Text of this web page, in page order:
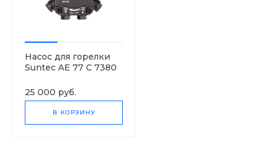
Насос для горелки
Suntec AE 77 C 7380
25 000 руб.
В КОРЗИНУ